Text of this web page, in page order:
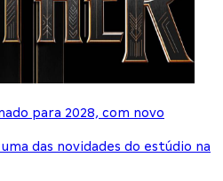
para 2028, com novo
das novidades do estúdio na